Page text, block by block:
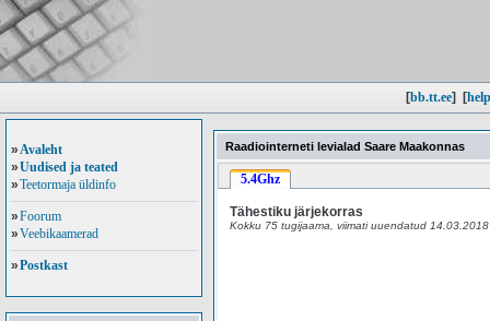
[bb.tt.ee] [
»Avaleht
»Uudised ja teated
»Teetormaja üldinfo
»Foorum
»Veebikaamerad
»Postkast
Raadiointerneti levialad Saare Maakonnas
5.4Ghz
Tähestiku järjekorras
Kokku 75 tugijaama, viimati uuendatud 14.03.2018